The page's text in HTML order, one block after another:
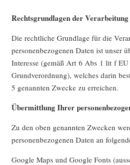
Rechtsgrundlagen der Verarbeitung
Die rechtliche Grundlage für die
personenbezogenen Daten ist unser
Interesse (gemäß Art 6 Abs 1 lit f EU
Grundverordnung), welches darin
5 genannten Zwecke zu erreichen.
Übermittlung Ihrer
Zu den oben genannten Zwecken
personenbezogenen Daten an
Google Maps und Google Fonts